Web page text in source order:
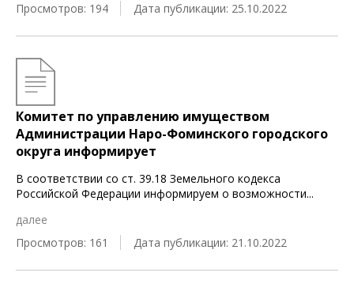
Просмотров: 194
Дата публикации: 25.10.2022
Комитет по управлению имуществом
Администрации Наро-Фоминского городского
округа информирует
В соответствии со ст. 39.18 Земельного кодекса
Российской Федерации информируем о возможности...
далее
Просмотров: 161
Дата публикации: 21.10.2022